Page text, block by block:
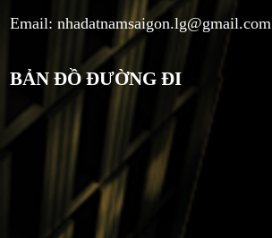
Email: nhadatnamsaigon.lg@gmail.com
BẢN ĐỒ ĐƯỜNG ĐI